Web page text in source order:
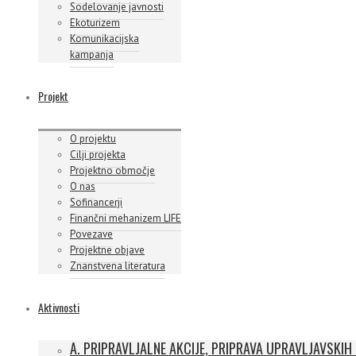
Sodelovanje javnosti
Ekoturizem
Komunikacijska
kampanja
Projekt
O projektu
Cilji projekta
Projektno območje
O nas
Sofinancerji
Finančni mehanizem LIFE
Povezave
Projektne objave
Znanstvena literatura
Aktivnosti
A. PRIPRAVLJALNE AKCIJE, PRIPRAVA